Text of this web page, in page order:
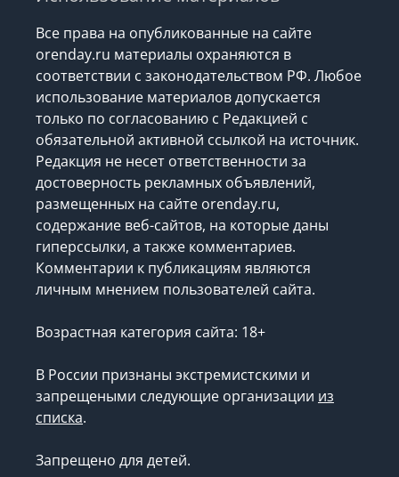
Все права на опубликованные на сайте
orenday.ru материалы охраняются в
соответствии с законодательством РФ. Любое
использование материалов допускается
только по согласованию с Редакцией с
обязательной активной ссылкой на источник.
Редакция не несет ответственности за
достоверность рекламных объявлений,
размещенных на сайте orenday.ru,
содержание веб-сайтов, на которые даны
гиперссылки, а также комментариев.
Комментарии к публикациям являются
личным мнением пользователей сайта.
Возрастная категория сайта: 18+
В России признаны экстремистскими и
запрещеными следующие организации из
списка.
Запрещено для детей.